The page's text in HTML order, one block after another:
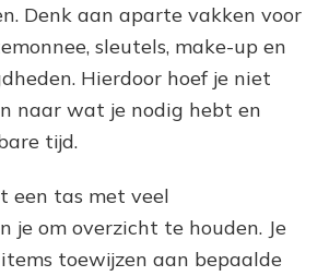
Denk aan aparte vakken voor
sleutels, make-up en
Hierdoor hoef je niet
naar wat je nodig hebt en
tijd.
een tas met veel
je om overzicht te houden. Je
toewijzen aan bepaalde